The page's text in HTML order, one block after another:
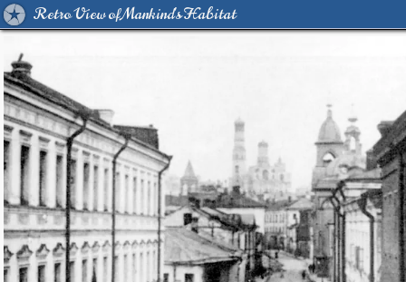
Retro View of Mankind's Habitat